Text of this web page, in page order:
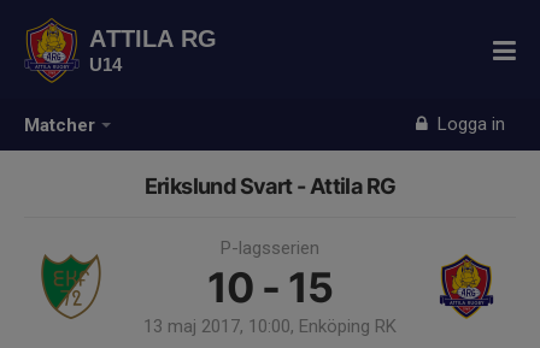
Matcher Logga in
ATTILA RG
U14
Erikslund Svart - Attila RG
P-lagsserien
10 - 15
13 maj 2017, 10:00, Enköping RK